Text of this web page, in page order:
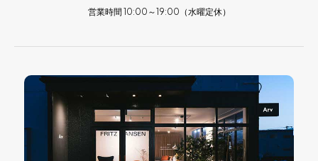
営業時間 10:00～19:00（水曜定休）